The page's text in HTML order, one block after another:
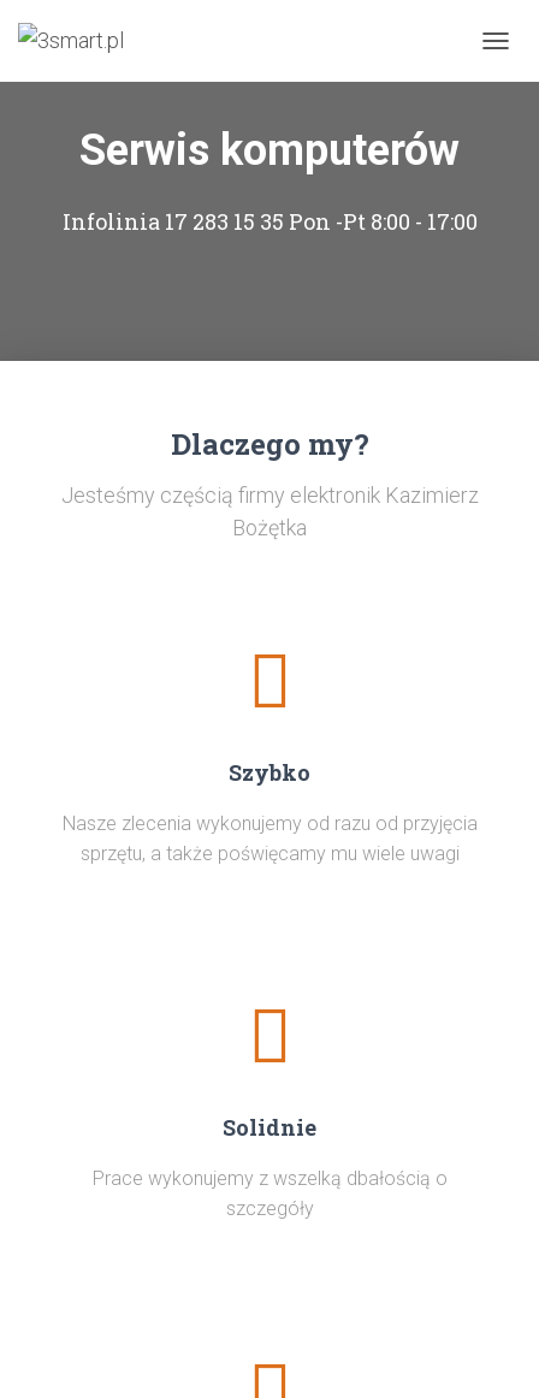
Serwis komputerów
Infolinia 17 283 15 35 Pon -Pt 8:00 - 17:00
Dlaczego my?
Jesteśmy częścią firmy elektronik Kazimierz
Bożętka
Szybko
Nasze zlecenia wykonujemy od razu od przyjęcia
sprzętu, a także poświęcamy mu wiele uwagi
Solidnie
Prace wykonujemy z wszelką dbałością o
szczegóły